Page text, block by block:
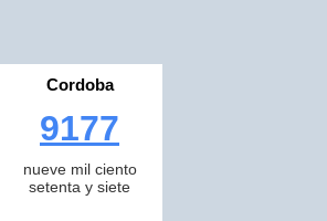
Cordoba
9177
nueve mil ciento
setenta y siete